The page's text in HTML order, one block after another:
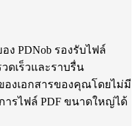
ง PDNob รองรับไฟล์
ดเร็วและราบรื่น
งเอกสารของคุณโดยไม่มี
รไฟล์ PDF ขนาดใหญ่ได้